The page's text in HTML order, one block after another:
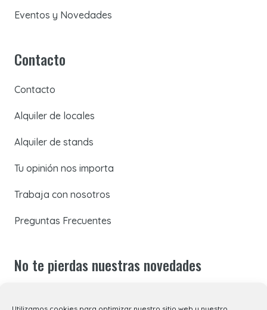
Eventos y Novedades
Contacto
Contacto
Alquiler de locales
Alquiler de stands
Tu opinión nos importa
Trabaja con nosotros
Preguntas Frecuentes
No te pierdas nuestras novedades